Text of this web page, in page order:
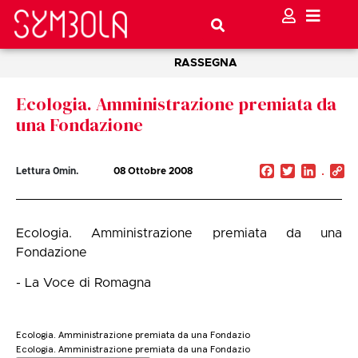
RASSEGNA
Ecologia. Amministrazione premiata da
una Fondazione
Lettura 0min. 08 Ottobre 2008 Facebook
Twitter
Ecologia. Amministrazione premiata da una
Fondazione
- La Voce di Romagna
Ecologia. Amministrazione premiata da una Fondazio
Ecologia. Amministrazione premiata da una Fondazio